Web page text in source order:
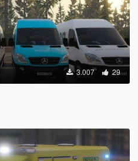
3.007 29